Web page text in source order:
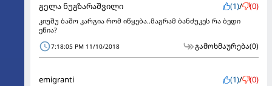
გელა ნუგზარაშვილი (1)/ (0)
კიუშუ ბაშო კარგია რომ იწყება..მაგრამ ბანძუკეს რა ბედი
ეწია?
7:18:05 PM 11/10/2018 გამოხმაურება(0)
emigranti (1)/ (0)